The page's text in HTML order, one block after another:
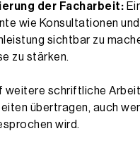
der Facharbeit:
wie Konsultationen und
sichtbar zu
zu stärken.
weitere schriftliche
übertragen, auch
wird.